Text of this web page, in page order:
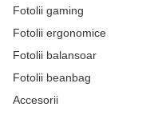
Fotolii gaming
Fotolii ergonomice
Fotolii balansoar
Fotolii beanbag
Accesorii